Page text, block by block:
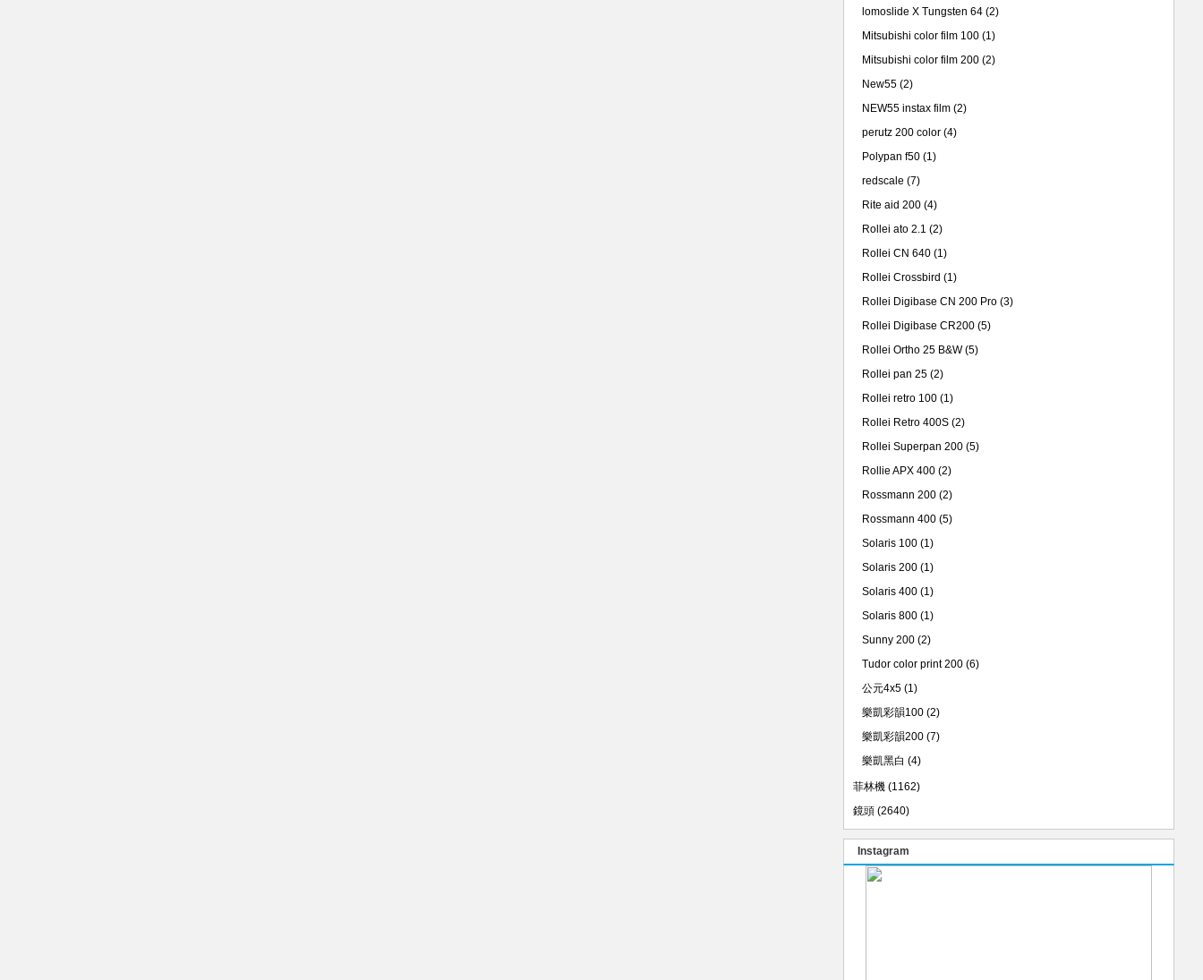
lomoslide X Tungsten 64 (2)
Mitsubishi color film 100 (1)
Mitsubishi color film 200 (2)
New55 (2)
NEW55 instax film (2)
perutz 200 color (4)
Polypan f50 (1)
redscale (7)
Rite aid 200 (4)
Rollei ato 2.1 (2)
Rollei CN 640 (1)
Rollei Crossbird (1)
Rollei Digibase CN 200 Pro (3)
Rollei Digibase CR200 (5)
Rollei Ortho 25 B&W(5)
Rollei pan 25 (2)
Rollei retro 100 (1)
Rollei Retro 400S (2)
Rollei Superpan 200 (5)
Rollie APX 400 (2)
Rossmann 200 (2)
Rossmann 400 (5)
Solaris 100 (1)
Solaris 200 (1)
Solaris 400 (1)
Solaris 800 (1)
Sunny 200 (2)
Tudor color print 200 (6)
公元4x5 (1)
樂凱彩韻100 (2)
樂凱彩韻200 (7)
樂凱黑白 (4)
菲林機 (1162)
鏡頭 (2640)
Instagram